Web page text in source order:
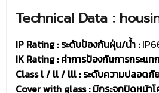
Technical Data :
IP Rating : ระดับป้องกันฝุ่น/น้ำ :
IK Rating : ค่าการป้องกันการกระแ
Class l / ll / lll : ระดับความปลอดภั
Cover with glass : มีกระจกปิดหน้า